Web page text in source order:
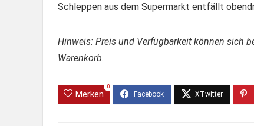
Schleppen aus dem Supermarkt entfällt
Hinweis: Preis und Verfügbarkeit können sich
Warenkorb.
Merken
0